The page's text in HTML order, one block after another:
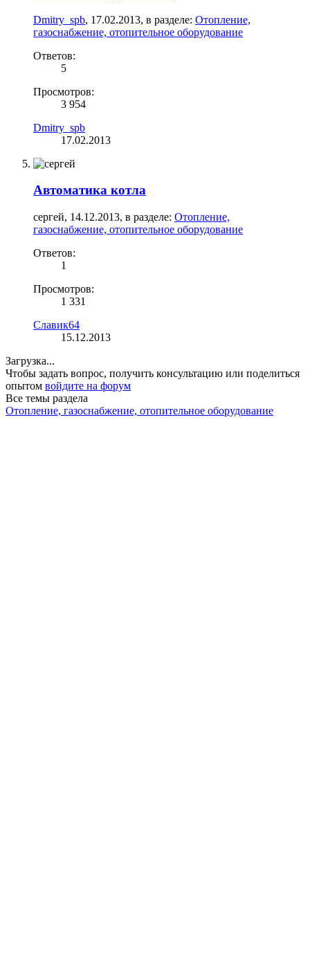
Dmitry_spb, 17.02.2013, в разделе: Отопление,
газоснабжение, отопительное оборудование
Ответов:
5
Просмотров:
3 954
Dmitry_spb
17.02.2013
Автоматика котла
сергей, 14.12.2013, в разделе: Отопление,
газоснабжение, отопительное оборудование
Ответов:
1
Просмотров:
1 331
Славик64
15.12.2013
Загрузка...
Чтобы задать вопрос, получить консультацию или поделиться
опытом войдите на форум
Все темы раздела
Отопление, газоснабжение, отопительное оборудование